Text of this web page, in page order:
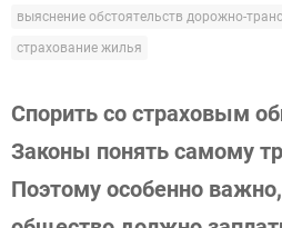
выяснение обстоятельств дорожно-
страхование жилья
Спорить со страховым
Законы понять самому
Поэтому особенно